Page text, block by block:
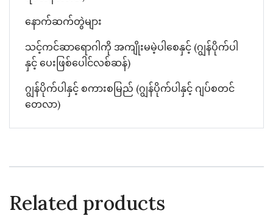
နောက်ဆက်တွဲများ
သင့်ကင်ဆာရောဂါကို အကျိုးမမဲ့ပါစေနှင့် (ဂျွန်ပိုက်ပါ
နှင့် ပေးဖြစ်ပေါင်လစ်ဆန်)
ဂျွန်ပိုက်ပါနှင့် စကားစမြည် (ဂျွန်ပိုက်ပါနှင့် ဂျပ်စတင်
တေလာ)
Related products